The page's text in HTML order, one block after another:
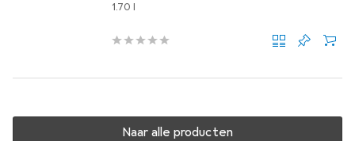
1.70 l
Naar alle producten